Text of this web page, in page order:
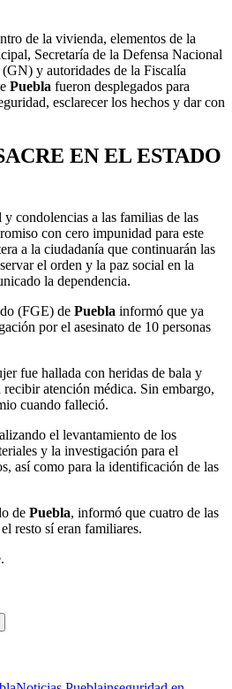
de la vivienda, elementos de la
Secretaría de la Defensa Nacional
y autoridades de la Fiscalía
Puebla fueron desplegados para
esclarecer los hechos y dar con
EN EL ESTADO
condolencias a las familias de las
con cero impunidad para este
a la ciudadanía que continuarán las
el orden y la paz social en la
la dependencia.
(FGE) de Puebla informó que ya
por el asesinato de 10 personas
fue hallada con heridas de bala y
recibir atención médica. Sin embargo,
cuando falleció.
el levantamiento de los
y la investigación para el
así como para la identificación de las
de Puebla, informó que cuatro de las
resto sí eran familiares.